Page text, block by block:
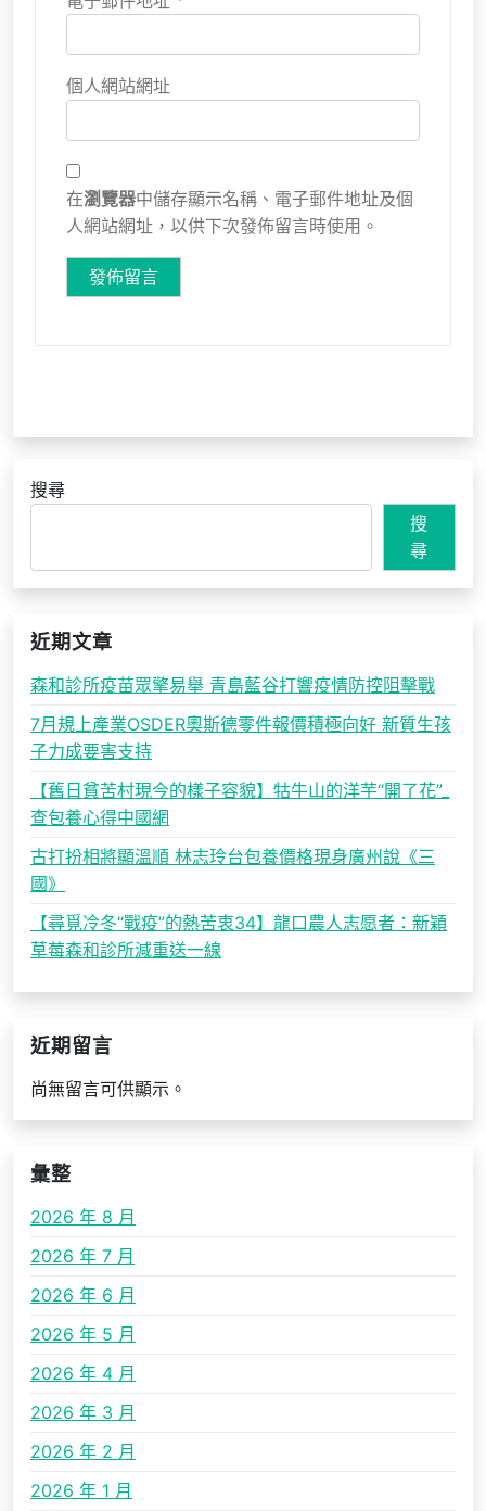
個人網站網址
在瀏覽器中儲存顯示名稱、電子郵件地址及個
人網站網址，以供下次發佈留言時使用。
搜尋
搜
尋
近期文章
森和診所疫苗眾擎易舉 青島藍谷打響疫情防控阻擊戰
7月規上產業OSDER奧斯德零件報價積極向好 新質生孩
子力成要害支持
【舊日貧苦村現今的樣子容貌】牯牛山的洋芋“開了花”_
查包養心得中國網
古打扮相將顯溫順 林志玲台包養價格現身廣州說《三
國》
【尋覓冷冬“戰疫”的熱苦衷34】龍口農人志愿者：新穎
草莓森和診所減重送一線
近期留言
尚無留言可供顯示。
彙整
2026 年 8 月
2026 年 7 月
2026 年 6 月
2026 年 5 月
2026 年 4 月
2026 年 3 月
2026 年 2 月
2026 年 1 月